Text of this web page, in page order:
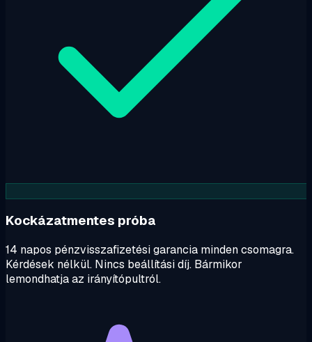
Kockázatmentes próba
14 napos pénzvisszafizetési garancia minden csomagra.
Kérdések nélkül. Nincs beállítási díj. Bármikor
lemondhatja az irányítópultról.